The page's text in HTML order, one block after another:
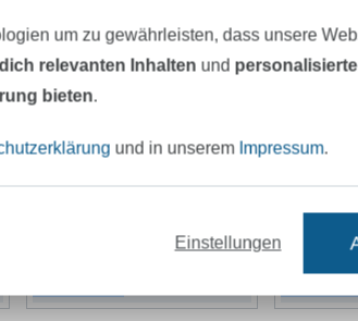
8,00 € / Stk
7,90 € /
um zu gewährleisten, dass unsere
relevanten Inhalten und
bieten.
und in unserem Impressum.
Einstellungen